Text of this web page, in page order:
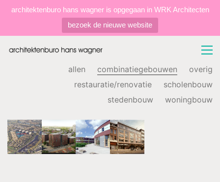
architektenburo hans wagner is opgegaan in WRK Architecten
bezoek de nieuwe website
allen combinatiegebouwen
overig
restauratie/renovatie
scholenbouw
stedenbouw
woningbouw